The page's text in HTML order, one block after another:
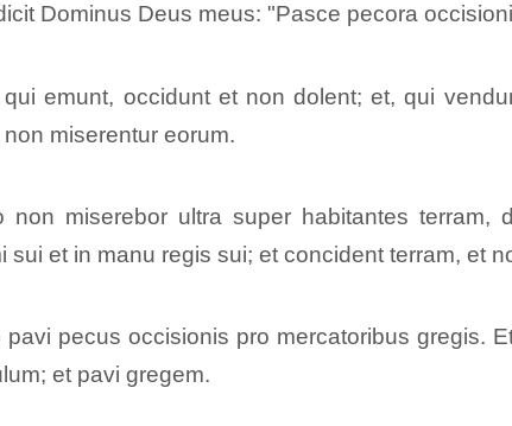
Dominus Deus meus: "Pasce pecora
emunt, occidunt et non dolent; et, qui
miserentur eorum.
non miserebor ultra super habitantes terram,
sui et in manu regis sui; et concident terram, et
pavi pecus occisionis pro mercatoribus gregis.
et pavi gregem.